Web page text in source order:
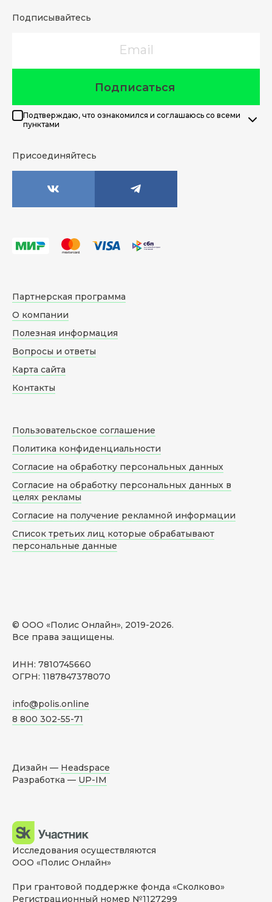
Подписывайтесь
Подписаться
Подтверждаю, что ознакомился и соглашаюсь со всеми
пунктами
Присоединяйтесь
© ООО «Полис Онлайн», 2019-2026.
Все права защищены.
ИНН: 7810745660
ОГРН: 1187847378070
info@polis.online
8 800 302-55-71
Партнерская программа
О компании
Полезная информация
Вопросы и ответы
Карта сайта
Контакты
Пользовательское соглашение
Политика конфиденциальности
Согласие на обработку персональных данных
Согласие на обработку персональных данных в
целях рекламы
Согласие на получение рекламной информации
Список третьих лиц которые обрабатывают
персональные данные
Дизайн — Headspace
Разработка — UP-IM
Исследования осуществляются
ООО «Полис Онлайн»
При грантовой поддержке фонда «Сколково»
Регистрационный номер №1127299